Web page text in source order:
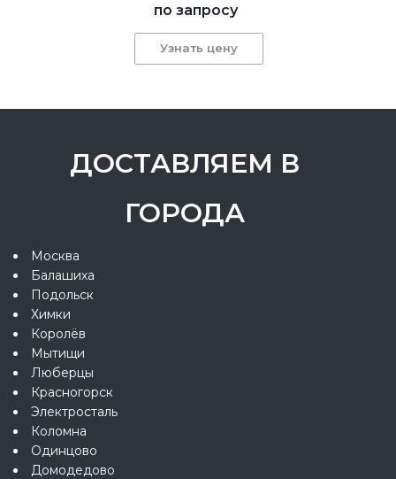
по запросу
Узнать цену
ДОСТАВЛЯЕМ В
ГОРОДА
Москва
Балашиха
Подольск
Химки
Королёв
Мытищи
Люберцы
Красногорск
Электросталь
Коломна
Одинцово
Домодедово